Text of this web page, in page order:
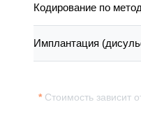
Стоимость зависит
Кодирование по
Имплантация